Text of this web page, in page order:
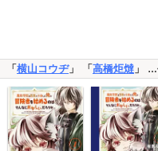
「 横山コウヂ」 「 高橋炬燵 」 …